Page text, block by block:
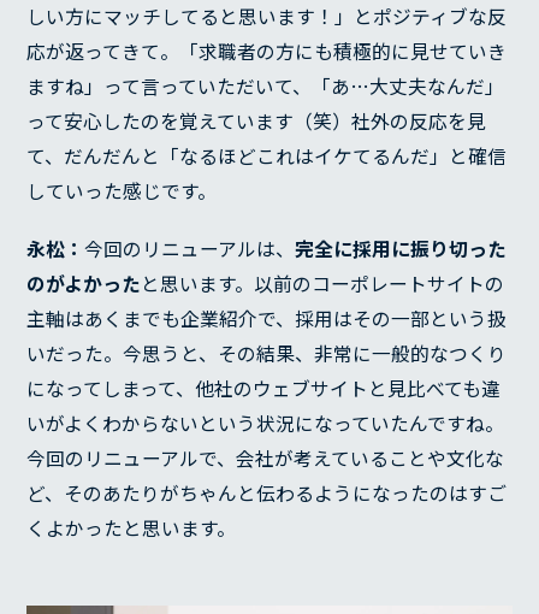
しい方にマッチしてると思います！」とポジティブな反
応が返ってきて。「求職者の方にも積極的に見せていき
ますね」って言っていただいて、「あ…大丈夫なんだ」
って安心したのを覚えています（笑）社外の反応を見
て、だんだんと「なるほどこれはイケてるんだ」と確信
していった感じです。
永松：今回のリニューアルは、完全に採用に振り切った
のがよかったと思います。以前のコーポレートサイトの
主軸はあくまでも企業紹介で、採用はその一部という扱
いだった。今思うと、その結果、非常に一般的なつくり
になってしまって、他社のウェブサイトと見比べても違
いがよくわからないという状況になっていたんですね。
今回のリニューアルで、会社が考えていることや文化な
ど、そのあたりがちゃんと伝わるようになったのはすご
くよかったと思います。